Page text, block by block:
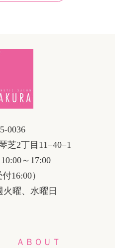
0036
芝2丁目11−40−1
～17:00
16:00）
曜、水曜日
ＡＢＯＵＴ